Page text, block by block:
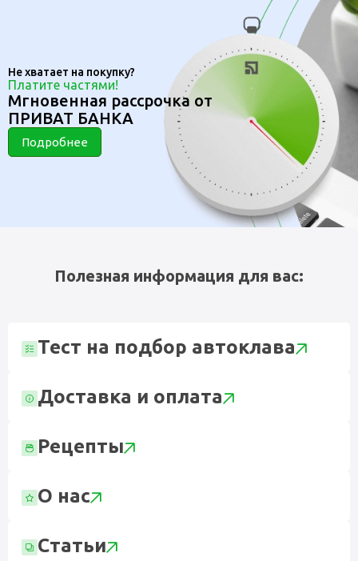
Не хватает на покупку?
Платите частями!
Мгновенная рассрочка от
ПРИВАТ БАНКА
Подробнее
Полезная информация для вас:
Тест на подбор автоклава
Доставка и оплата
Рецепты
О нас
Статьи